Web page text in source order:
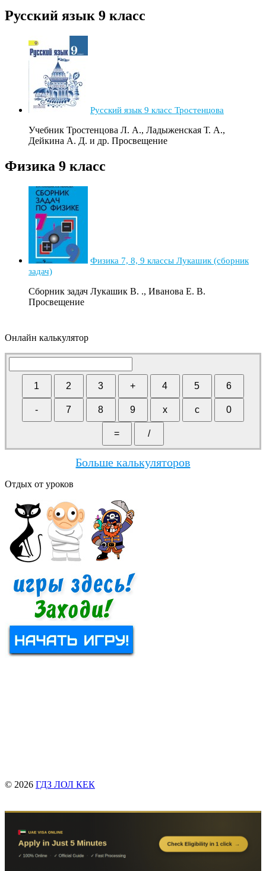
Русский язык 9 класс
Русский язык 9 класс Тростенцова
Учебник Тростенцова Л. А., Ладыженская Т. А.,
Дейкина А. Д. и др. Просвещение
Физика 9 класс
Физика 7, 8, 9 классы Лукашик (сборник
задач)
Сборник задач Лукашик В. ., Иванова Е. В.
Просвещение
Онлайн калькулятор
Больше калькуляторов
Отдых от уроков
© 2026 ГДЗ ЛОЛ КЕК